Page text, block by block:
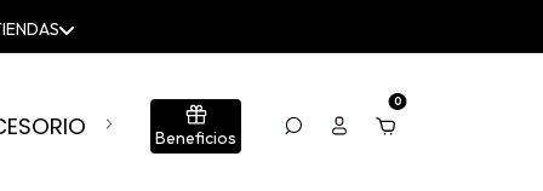
BLOG CONJUNTOS SUMÁ TU LOCAL
Beneficios
0